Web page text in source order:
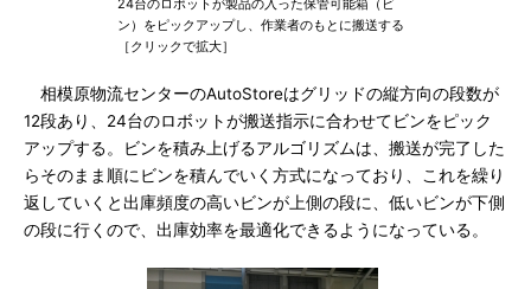
24台のロボットが製品の入った保管可能箱（ビ
ン）をピックアップし、作業者のもとに搬送する
［クリックで拡大］
相模原物流センターのAutoStoreはグリッドの縦方向の段数が
12段あり、24台のロボットが搬送指示に合わせてビンをピック
アップする。ビンを積み上げるアルゴリズムは、搬送が完了した
らそのまま順にビンを積んでいく方式になっており、これを繰り
返していくと出庫頻度の高いビンが上側の段に、低いビンが下側
の段に行くので、出庫効率を最適化できるようになっている。